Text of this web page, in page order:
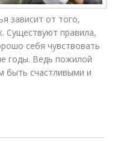
зависит от того,
Существуют правила,
себя чувствовать
годы. Ведь пожилой
быть счастливыми и